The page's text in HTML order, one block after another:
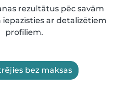
rezultātus pēc savām
ar detalizētiem
profiliem.
bez maksas